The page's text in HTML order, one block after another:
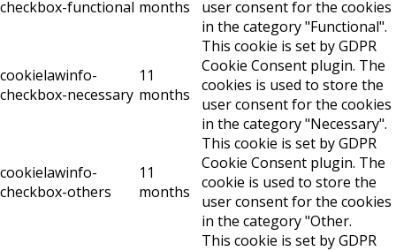
checkbox-functional months
user consent for the cookies
in the category "Functional".
cookielawinfo-
checkbox-necessary
11
months
This cookie is set by GDPR
Cookie Consent plugin. The
cookies is used to store the
user consent for the cookies
in the category "Necessary".
cookielawinfo-
checkbox-others
11
months
This cookie is set by GDPR
Cookie Consent plugin. The
cookie is used to store the
user consent for the cookies
in the category "Other.
This cookie is set by GDPR